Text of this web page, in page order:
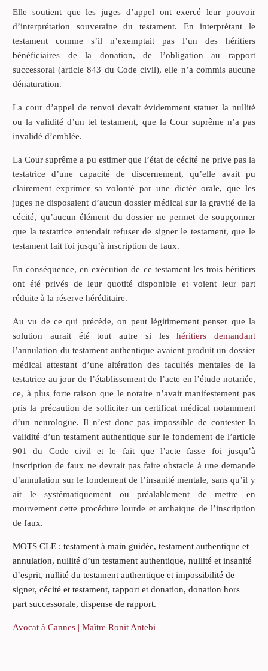
Elle soutient que les juges d’appel ont exercé leur pouvoir
d’interprétation souveraine du testament. En interprétant le
testament comme s’il n’exemptait pas l’un des héritiers
bénéficiaires de la donation, de l’obligation au rapport
successoral (article 843 du Code civil), elle n’a commis aucune
dénaturation.
La cour d’appel de renvoi devait évidemment statuer la nullité
ou la validité d’un tel testament, que la Cour suprême n’a pas
invalidé d’emblée.
La Cour suprême a pu estimer que l’état de cécité ne prive pas la
testatrice d’une capacité de discernement, qu’elle avait pu
clairement exprimer sa volonté par une dictée orale, que les
juges ne disposaient d’aucun dossier médical sur la gravité de la
cécité, qu’aucun élément du dossier ne permet de soupçonner
que la testatrice entendait refuser de signer le testament, que le
testament fait foi jusqu’à inscription de faux.
En conséquence, en exécution de ce testament les trois héritiers
ont été privés de leur quotité disponible et voient leur part
réduite à la réserve héréditaire.
Au vu de ce qui précède, on peut légitimement penser que la
solution aurait été tout autre si leshéritiers demandant
l’annulation du testament authentique avaient produit un dossier
médical attestant d’une altération des facultés mentales de la
testatrice au jour de l’établissement de l’acte en l’étude notariée,
ce, à plus forte raison que le notaire n’avait manifestement pas
pris la précaution de solliciter un certificat médical notamment
d’un neurologue. Il n’est donc pas impossible de contester la
validité d’un testament authentique sur le fondement de l’article
901 du Code civil et le fait que l’acte fasse foi jusqu’à
inscription de faux ne devrait pas faire obstacle à une demande
d’annulation sur le fondement de l’insanité mentale, sans qu’il y
ait le systématiquement ou préalablement de mettre en
mouvement cette procédure lourde et archaïque de l’inscription
de faux.
MOTS CLE : testament à main guidée, testament authentique et
annulation, nullité d’un testament authentique, nullité et insanité
d’esprit, nullité du testament authentique et impossibilité de
signer, cécité et testament, rapport et donation, donation hors
part successorale, dispense de rapport.
Avocat à Cannes | Maître Ronit Antebi